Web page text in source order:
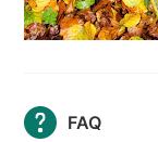
FAQ